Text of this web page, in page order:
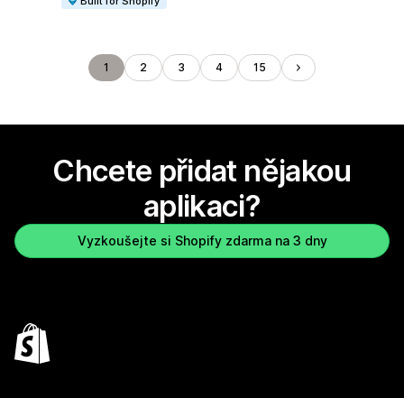
1 2 3 4 15
Chcete přidat nějakou
aplikaci?
Vyzkoušejte si Shopify zdarma na 3 dny